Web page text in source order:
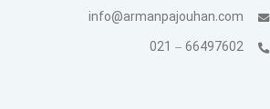
info@armanpajouhan.com
66497602 – 021